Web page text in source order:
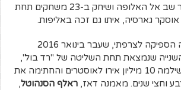
לאחר מכן, הוא כבר שב אל האלופה ושיחק ב-23 משחקים תחת
אוסקר גארסיה, איתו גם זכה באליפות.
עונה וחצי באוסטריה הספיקה לצרפתי, שעבר בינואר 2016
שנמצאת תחת השליטה של "רד בול",
לייפציג הגרמנית, ששילמה 10 מיליון אירו לאוסטרים והחתימה את
וחצי שנים. מאמנה דאז,ראלף הסנהוטל,